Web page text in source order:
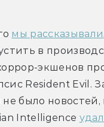
мы рассказывали
в
экшенов
Resident Evil.
было новостей,
Intelligence